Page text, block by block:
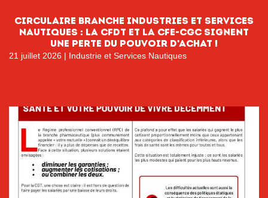
CIRCULAIRE BRANCHE INDUSTRIES ET SERVICES
NAUTIQUES : La CFDT et la CFE-CGC signent
une perte du pouvoir D’ACHAT !
21 juillet 2026 | Industrie et Services Nautiques